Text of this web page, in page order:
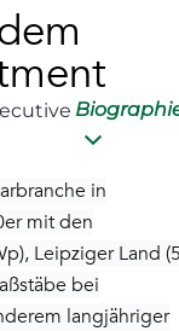
in
mit den
Leipziger Land
bei
langjähriger